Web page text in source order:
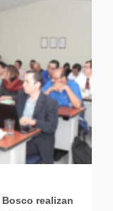
Bosco realizan